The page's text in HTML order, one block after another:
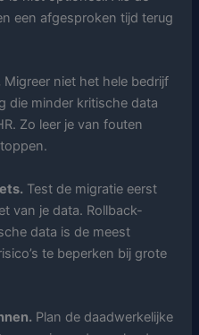
een afgesproken tijd terug
Migreer niet het hele bedrijf
die minder kritische data
Zo leer je van fouten
Test de migratie eerst
van je data. Rollback-
data is de meest
te beperken bij grote
Plan de daadwerkelijke